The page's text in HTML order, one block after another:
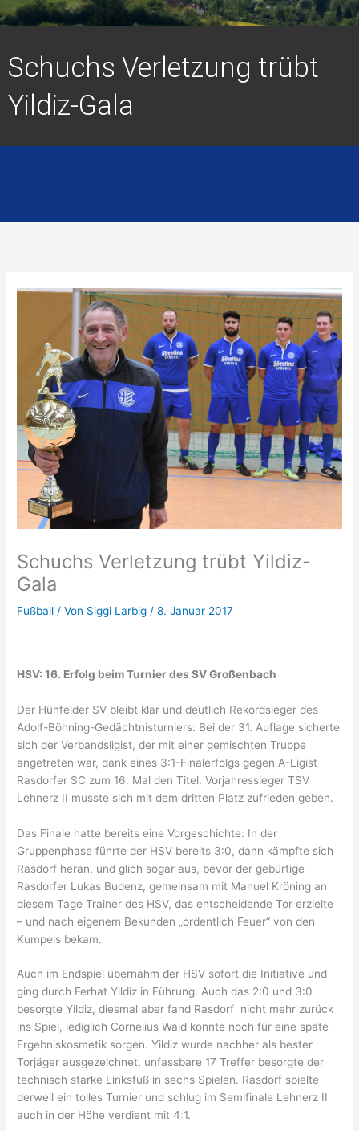
Schuchs Verletzung trübt
Yildiz-Gala
Schuchs Verletzung trübt Yildiz-
Gala
Fußball / Von Siggi Larbig/8. Januar 2017
HSV: 16. Erfolg beim Turnier des SV Großenbach
Der Hünfelder SV bleibt klar und deutlich Rekordsieger des
Adolf-Böhning-Gedächtnisturniers: Bei der 31. Auflage sicherte
sich der Verbandsligist, der mit einer gemischten Truppe
angetreten war, dank eines 3:1-Finalerfolgs gegen A-Ligist
Rasdorfer SC zum 16. Mal den Titel. Vorjahressieger TSV
Lehnerz II musste sich mit dem dritten Platz zufrieden geben.
Das Finale hatte bereits eine Vorgeschichte: In der
Gruppenphase führte der HSV bereits 3:0, dann kämpfte sich
Rasdorf heran, und glich sogar aus, bevor der gebürtige
Rasdorfer Lukas Budenz, gemeinsam mit Manuel Kröning an
diesem Tage Trainer des HSV, das entscheidende Tor erzielte
– und nach eigenem Bekunden „ordentlich Feuer“ von den
Kumpels bekam.
Auch im Endspiel übernahm der HSV sofort die Initiative und
ging durch Ferhat Yildiz in Führung. Auch das 2:0 und 3:0
besorgte Yildiz, diesmal aber fand Rasdorf nicht mehr zurück
ins Spiel, lediglich Cornelius Wald konnte noch für eine späte
Ergebniskosmetik sorgen. Yildiz wurde nachher als bester
Torjäger ausgezeichnet, unfassbare 17 Treffer besorgte der
technisch starke Linksfuß in sechs Spielen. Rasdorf spielte
derweil ein tolles Turnier und schlug im Semifinale Lehnerz II
auch in der Höhe verdient mit 4:1.